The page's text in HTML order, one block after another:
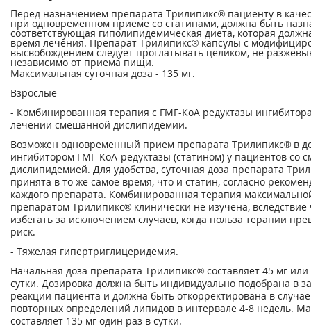
Перед назначением препарата Трилипикс® пациенту в
при одновременном приеме со статинами, должна быть
соответствующая гиполипидемическая диета, которая
время лечения. Препарат Трилипикс® капсулы с
высвобождением следует проглатывать целиком, не
независимо от приема пищи.
Максимальная суточная доза - 135 мг.
Взрослые
- Комбинированная терапия с ГМГ-КоА редуктазы
лечении смешанной дислипидемии.
Возможен одновременный прием препарата Трилипикс® в
ингибитором ГМГ-КоА-редуктазы (статином) у пациентов со
дислипидемией. Для удобства, суточная доза препарата
принята в то же самое время, что и статин, согласно
каждого препарата. Комбинированная терапия
препаратом Трилипикс® клинически не изучена, вследствие
избегать за исключением случаев, когда польза терапии
риск.
- Тяжелая гипертриглицеридемия.
Начальная доза препарата Трилипикс® составляет 45 мг
сутки. Дозировка должна быть индивидуально подобрана в
реакции пациента и должна быть откорректирована в
повторных определений липидов в интервале 4-8 недель.
составляет 135 мг один раз в сутки.